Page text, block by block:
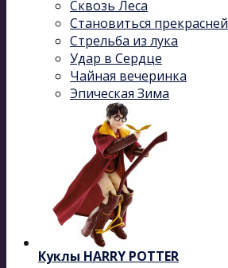
Сквозь Леса
Становиться прекрасней
Стрельба из лука
Удар в Сердце
Чайная вечеринка
Эпическая Зима
Куклы HARRY POTTER